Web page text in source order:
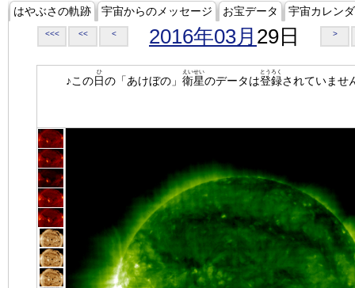
はやぶさの軌跡 宇宙からのメッセージ お宝データ 宇宙カレン
<<< << < 2016年03月 29日 >
♪この日
ひ
の「あけぼの」 衛星
えいせい
のデータは登録
とうろく
されていませ